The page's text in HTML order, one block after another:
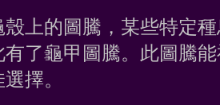
上的圖騰，某些特定
了龜甲圖騰。此圖騰
擇。